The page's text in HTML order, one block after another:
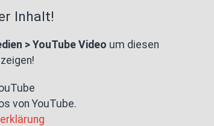
Inhalt!
> YouTube Video um diesen
von YouTube.